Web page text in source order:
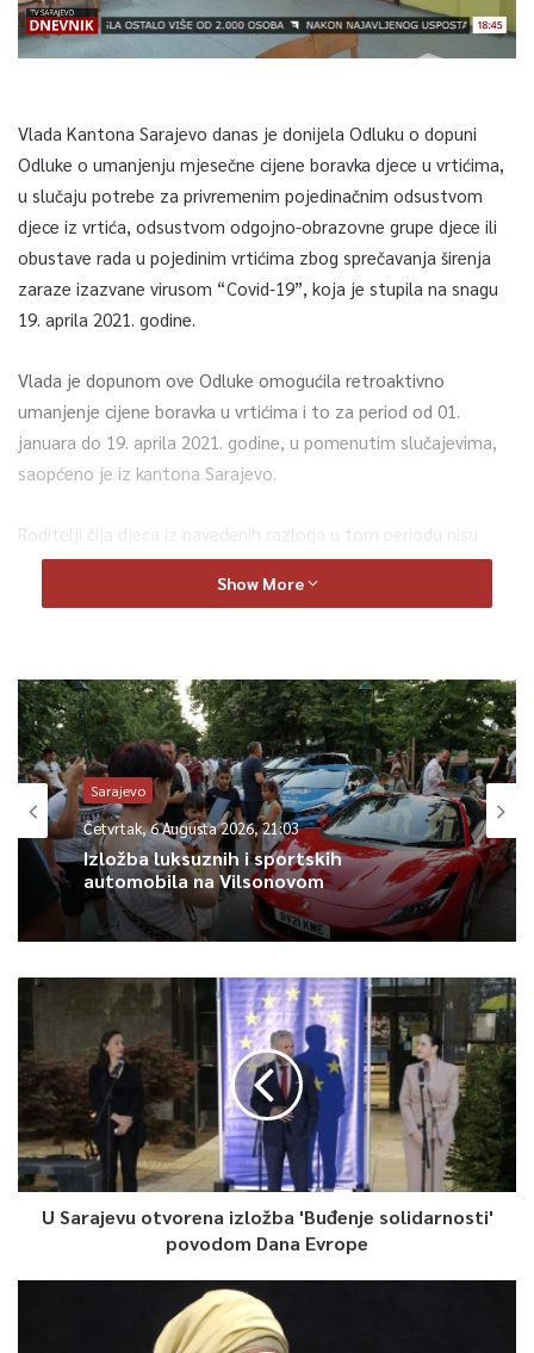
Vlada Kantona Sarajevo danas je donijela Odluku o dopuni
Odluke o umanjenju mjesečne cijene boravka djece u vrtićima,
u slučaju potrebe za privremenim pojedinačnim odsustvom
djece iz vrtića, odsustvom odgojno-obrazovne grupe djece ili
obustave rada u pojedinim vrtićima zbog sprečavanja širenja
zaraze izazvane virusom “Covid-19”, koja je stupila na snagu
19. aprila 2021. godine.
Vlada je dopunom ove Odluke omogućila retroaktivno
umanjenje cijene boravka u vrtićima i to za period od 01.
januara do 19. aprila 2021. godine, u pomenutim slučajevima,
saopćeno je iz kantona Sarajevo.
Roditelji čija djeca iz navedenih razloga u tom periodu nisu
boravila u vrtićima, zahtjeve za korekciju cijena, odnosno
refundiranje troškova, mogu dostaviti JU “Djeca Sarajeva”, čiji
U slučaju privremenog odsustva djece cijena cjelodnevnog
boravka, po danu odsustva, umanjuje se za 7,30 KM, a najviše
do 50 posto, dok se cijena poludnevnog boravka, po danu
odsustva, umanjuje za 5,50 KM, a najviše do 50 posto.
0
Article Rating
Show More
Sarajevo
Četvrtak, 6 Augusta 2026, 21:03
Izložba luksuznih i sportskih
automobila na Vilsonovom
U Sarajevu otvorena izložba 'Buđenje solidarnosti'
povodom Dana Evrope